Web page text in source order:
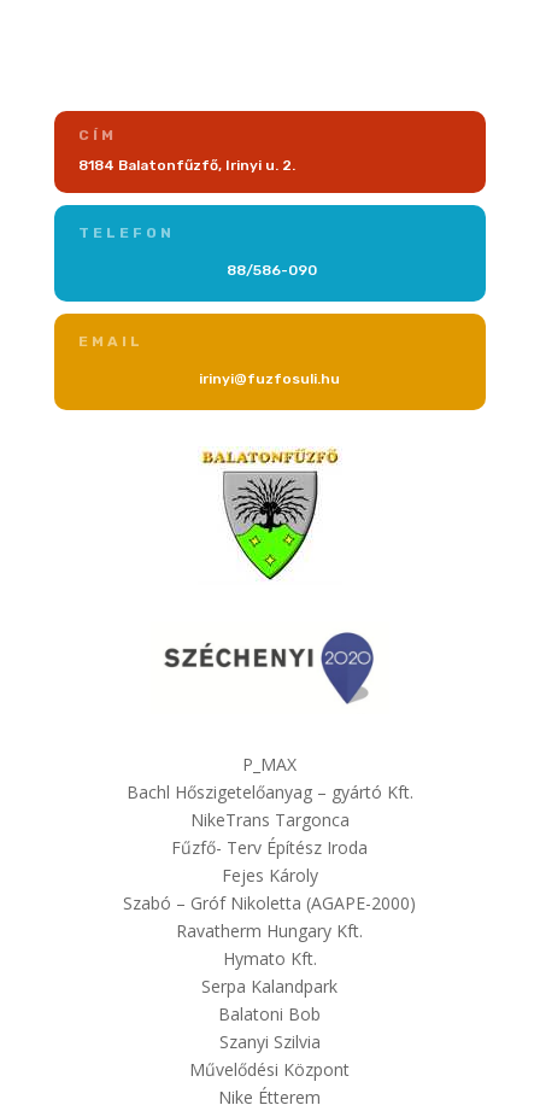
CÍM
8184 Balatonfűzfő, Irinyi u. 2.
TELEFON
88/586-090
EMAIL
irinyi@fuzfosuli.hu
P_MAX
Bachl Hőszigetelőanyag – gyártó Kft.
NikeTrans Targonca
Fűzfő- Terv Építész Iroda
Fejes Károly
Szabó – Gróf Nikoletta (AGAPE-2000)
Ravatherm Hungary Kft.
Hymato Kft.
Serpa Kalandpark
Balatoni Bob
Szanyi Szilvia
Művelődési Központ
Nike Étterem